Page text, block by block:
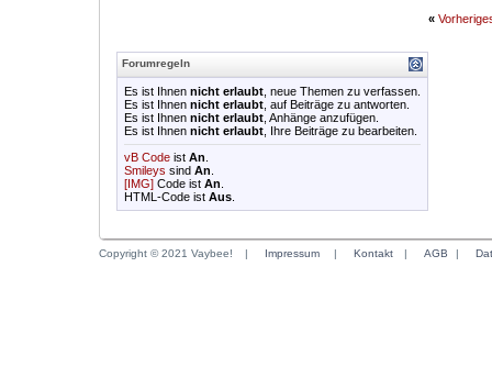
«
Forumregeln
Es ist Ihnen nicht erlaubt , neue Themen zu verfassen.
Es ist Ihnen nicht erlaubt , auf Beiträge zu antworten.
Es ist Ihnen nicht erlaubt , Anhänge anzufügen.
Es ist Ihnen nicht erlaubt , Ihre Beiträge zu bearbeiten.
vB Code ist An
Smileys sind An
[IMG] Code ist An
HTML-Code ist Aus
Copyright © 2021 Vaybee! | Impressum | Kontakt | AGB |